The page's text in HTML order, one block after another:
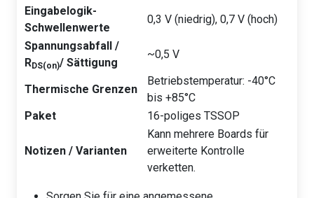
Eingabelogik-
Schwellenwerte
0,3 V (niedrig), 0,7 V (hoch)
Spannungsabfall /
RDS(on)/ Sättigung
~0,5 V
Thermische Grenzen
Betriebstemperatur: -40°C
bis +85°C
Paket
16-poliges TSSOP
Notizen / Varianten
Kann mehrere Boards für
erweiterte Kontrolle
verketten.